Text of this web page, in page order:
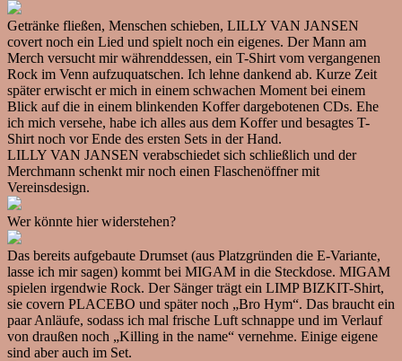
Getränke fließen, Menschen schieben, LILLY VAN JANSEN
covert noch ein Lied und spielt noch ein eigenes. Der Mann am
Merch versucht mir währenddessen, ein T-Shirt vom vergangenen
Rock im Venn aufzuquatschen. Ich lehne dankend ab. Kurze Zeit
später erwischt er mich in einem schwachen Moment bei einem
Blick auf die in einem blinkenden Koffer dargebotenen CDs. Ehe
ich mich versehe, habe ich alles aus dem Koffer und besagtes T-
Shirt noch vor Ende des ersten Sets in der Hand.
LILLY VAN JANSEN verabschiedet sich schließlich und der
Merchmann schenkt mir noch einen Flaschenöffner mit
Vereinsdesign.
Wer könnte hier widerstehen?
Das bereits aufgebaute Drumset (aus Platzgründen die E-Variante,
lasse ich mir sagen) kommt bei MIGAM in die Steckdose. MIGAM
spielen irgendwie Rock. Der Sänger trägt ein LIMP BIZKIT-Shirt,
sie covern PLACEBO und später noch „Bro Hym“. Das braucht ein
paar Anläufe, sodass ich mal frische Luft schnappe und im Verlauf
von draußen noch „Killing in the name“ vernehme. Einige eigene
sind aber auch im Set.